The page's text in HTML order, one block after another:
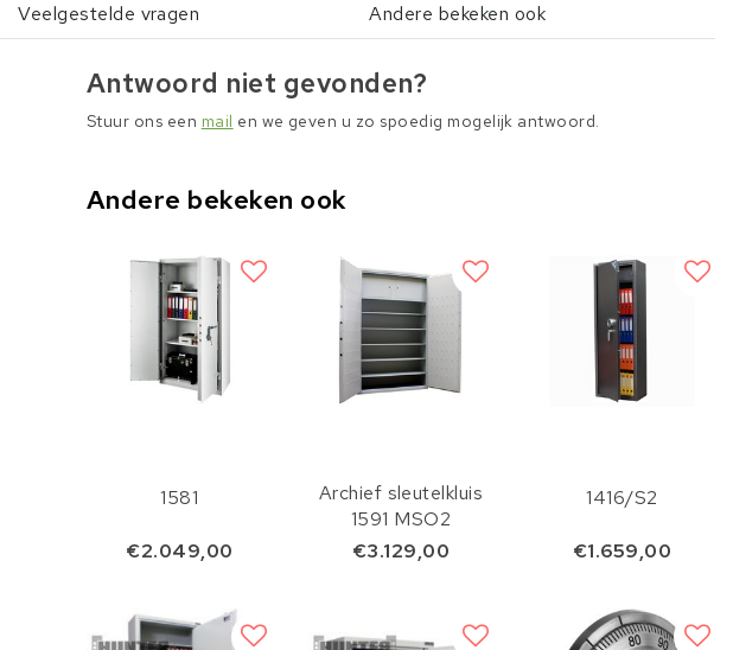
Veelgestelde vragen Andere bekeken ook
Antwoord niet gevonden?
Stuur ons een mail en we geven u zo spoedig mogelijk antwoord.
Andere bekeken ook
1581
€2.049,00
Archief sleutelkluis
1591 MSO2
€3.129,00
1416/S2
€1.659,00